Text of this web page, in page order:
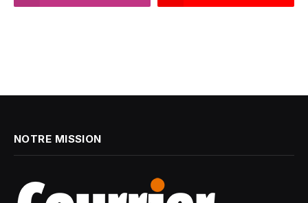
NOTRE MISSION